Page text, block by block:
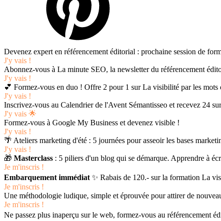
Devenez expert en référencement éditorial : prochaine session de
J'y vais !
Abonnez-vous à La minute SEO, la newsletter du référencement
J'y vais !
💕 Formez-vous en duo ! Offre 2 pour 1 sur La visibilité par les
J'y vais !
Inscrivez-vous au Calendrier de l'Avent Sémantisseo et recevez 24
J'y vais 🌟
Formez-vous à Google My Business et devenez visible !
J'y vais !
🌴 Ateliers marketing d'été : 5 journées pour asseoir les bases
J'y vais !
🎁 Masterclass : 5 piliers d'un blog qui se démarque. Apprendre à
Je m'inscris !
Embarquement immédiat ✨ Rabais de 120.- sur la formation La
Je m'inscris !
Une méthodologie ludique, simple et éprouvée pour attirer de
Je m'inscris !
Ne passez plus inaperçu sur le web, formez-vous au référencement